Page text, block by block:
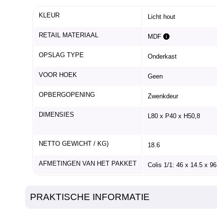
KLEUR Licht hout
RETAIL MATERIAAL MDF
OPSLAG TYPE Onderkast
VOOR HOEK Geen
OPBERGOPENING Zwenkdeur
DIMENSIES L80 x P40 x H50,8
NETTO GEWICHT / KG) 18.6
AFMETINGEN VAN HET PAKKET Colis 1/1: 46 x 14.5 x
PRAKTISCHE INFORMATIE